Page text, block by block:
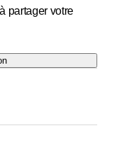
partager votre